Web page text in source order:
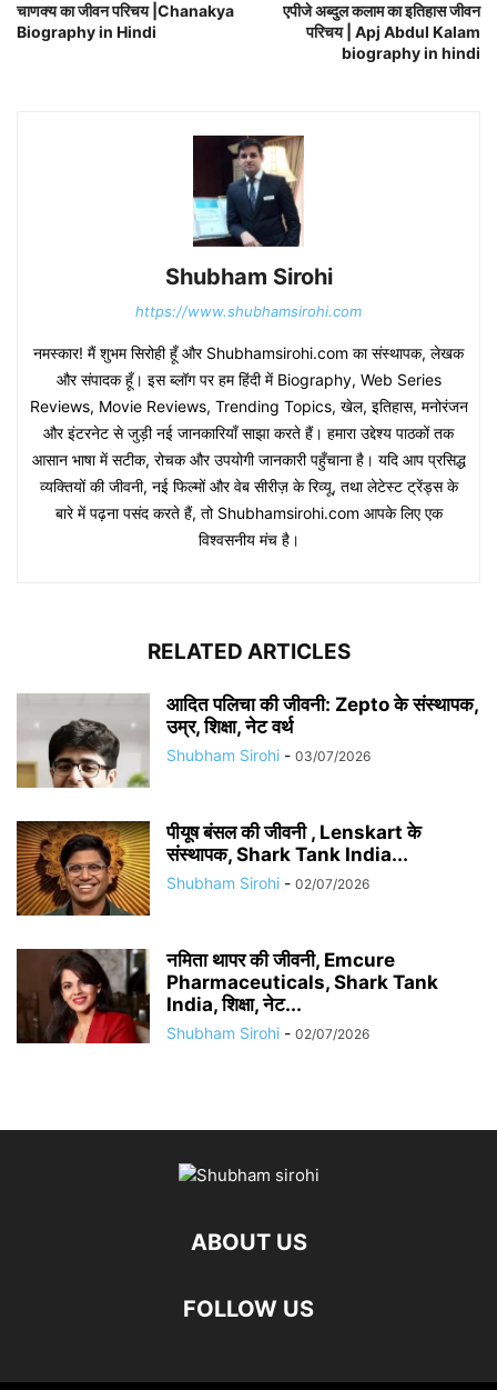
चाणक्य का जीवन परिचय |Chanakya
Biography in Hindi
एपीजे अब्दुल कलाम का इतिहास जीवन
परिचय | Apj Abdul Kalam
biography in hindi
Shubham Sirohi
https://www.shubhamsirohi.com
नमस्कार! मैं शुभम सिरोही हूँ और Shubhamsirohi.com का संस्थापक, लेखक
और संपादक हूँ। इस ब्लॉग पर हम हिंदी में Biography, Web Series
Reviews, Movie Reviews, Trending Topics, खेल, इतिहास, मनोरंजन
और इंटरनेट से जुड़ी नई जानकारियाँ साझा करते हैं। हमारा उद्देश्य पाठकों तक
आसान भाषा में सटीक, रोचक और उपयोगी जानकारी पहुँचाना है। यदि आप प्रसिद्ध
व्यक्तियों की जीवनी, नई फिल्मों और वेब सीरीज़ के रिव्यू, तथा लेटेस्ट ट्रेंड्स के
बारे में पढ़ना पसंद करते हैं, तो Shubhamsirohi.com आपके लिए एक
विश्वसनीय मंच है।
RELATED ARTICLES
आदित पलिचा की जीवनी: Zepto के संस्थापक,
उम्र, शिक्षा, नेट वर्थ
Shubham Sirohi - 03/07/2026
पीयूष बंसल की जीवनी , Lenskart के
संस्थापक, Shark Tank India...
Shubham Sirohi - 02/07/2026
नमिता थापर की जीवनी, Emcure
Pharmaceuticals, Shark Tank
India, शिक्षा, नेट...
Shubham Sirohi - 02/07/2026
ABOUT US
FOLLOW US